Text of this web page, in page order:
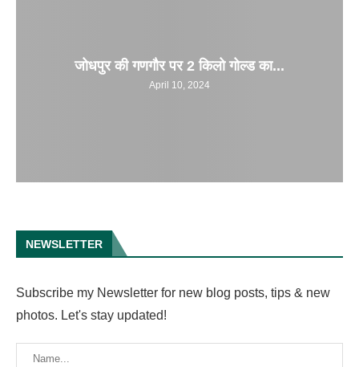
जोधपुर की गणगौर पर 2 किलो गोल्ड का...
April 10, 2024
NEWSLETTER
Subscribe my Newsletter for new blog posts, tips & new
photos. Let's stay updated!